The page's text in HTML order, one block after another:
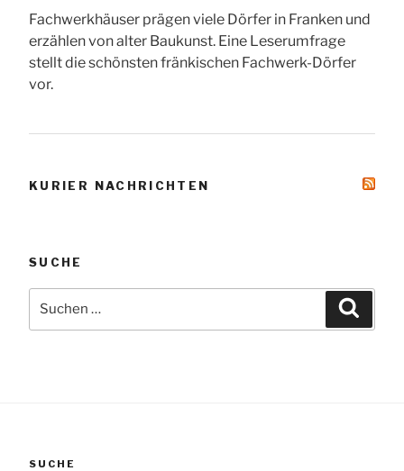
Fachwerkhäuser prägen viele Dörfer in Franken und
erzählen von alter Baukunst. Eine Leserumfrage
stellt die schönsten fränkischen Fachwerk-Dörfer
vor.
KURIER NACHRICHTEN
SUCHE
nach:
SUCHE